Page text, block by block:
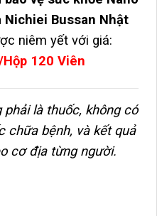
Bussan Nhật
niêm yết với giá:
120 Viên
phải là thuốc, không có
chữa bệnh, và kết quả
cơ địa từng người.